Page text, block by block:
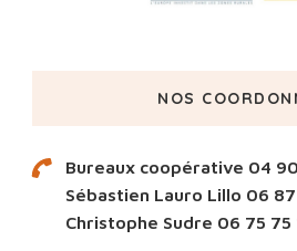
NOS
Bureaux coopérative 04
Sébastien Lauro Lillo 06
Christophe Sudre 06 75 75